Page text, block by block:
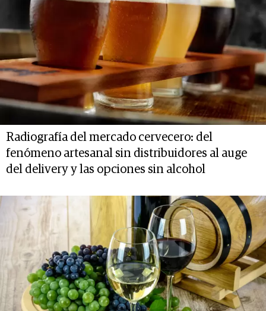
Radiografía del mercado cervecero: del
fenómeno artesanal sin distribuidores al auge
del delivery y las opciones sin alcohol